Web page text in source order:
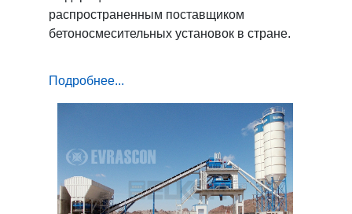
распространенным поставщиком
бетоносмесительных установок в стране.
Подробнее...